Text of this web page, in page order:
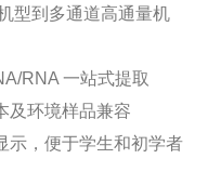
型到多通道高通量机
RNA 一站式提取
及环境样品兼容
示，便于学生和初学者